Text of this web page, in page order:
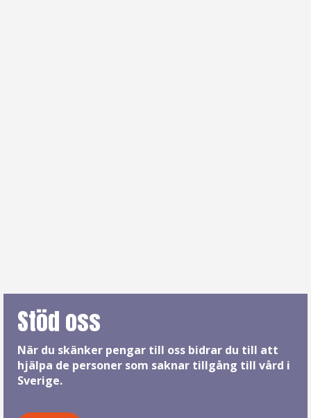
Stöd oss
När du skänker pengar till oss bidrar du till att
hjälpa de personer som saknar tillgång till vård i
Sverige.